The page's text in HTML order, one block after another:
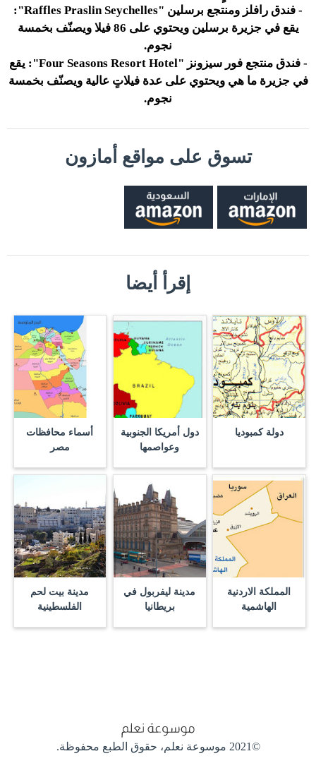
- فندق رافلز ومنتجع برسلين "Raffles Praslin Seychelles":
يقع في جزيرة برسلين ويحتوي على 86 فيلا ويصنّف بخمسة
نجوم.
- فندق منتجع فور سيزونز "Four Seasons Resort Hotel": يقع
في جزيرة ما هي ويحتوي على عدة فيلاتٍ عالية ويصنّف بخمسة
نجوم.
تسوق على مواقع أمازون
إقرأ أيضا
دولة كمبوديا
دول أمريكا الجنوبية
وعواصمها
أسماء محافظات
مصر
المملكة الاردنية
الهاشمية
مدينة ليفربول في
بريطانيا
مدينة بيت لحم
الفلسطينية
©2021 موسوعة نعلم، حقوق الطبع محفوظة.